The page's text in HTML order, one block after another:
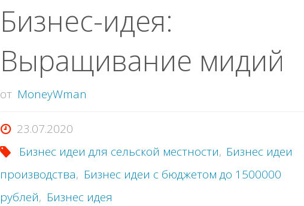
Бизнес-идея:
Выращивание мидий
от MoneyWman
23.07.2020
Бизнес идеи для сельской местности, Бизнес идеи
производства, Бизнес идеи с бюджетом до 1500000
рублей, Бизнес идея